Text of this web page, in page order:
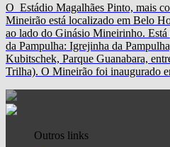
O Estádio Magalhães Pinto, mais
Mineirão está localizado em Belo
ao lado do Ginásio Mineirinho.
da Pampulha: Igrejinha da
Kubitschek, Parque Guanabara,
Trilha). O Mineirão foi inaugurado
Outros links